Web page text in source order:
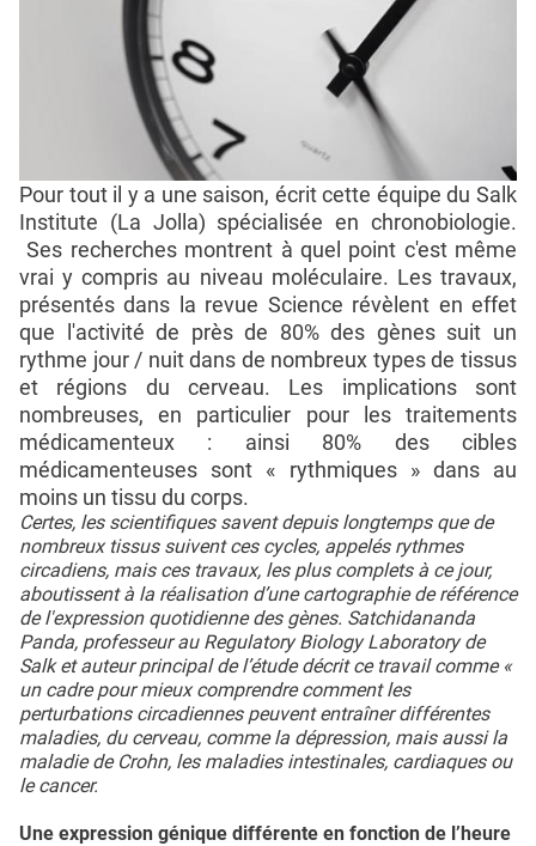
Pour tout il y a une saison, écrit cette équipe du Salk
Institute (La Jolla) spécialisée en chronobiologie.
Ses recherches montrent à quel point c'est même
vrai y compris au niveau moléculaire. Les travaux,
présentés dans la revue Science révèlent en effet
que l'activité de près de 80% des gènes suit un
rythme jour / nuit dans de nombreux types de tissus
et régions du cerveau. Les implications sont
nombreuses, en particulier pour les traitements
médicamenteux : ainsi 80% des cibles
médicamenteuses sont « rythmiques » dans au
moins un tissu du corps.
Certes, les scientifiques savent depuis longtemps que de
nombreux tissus suivent ces cycles, appelés rythmes
circadiens, mais ces travaux, les plus complets à ce jour,
aboutissent à la réalisation d’une cartographie de référence
de l'expression quotidienne des gènes. Satchidananda
Panda, professeur au Regulatory Biology Laboratory de
Salk et auteur principal de l’étude décrit ce travail comme «
un cadre pour mieux comprendre comment les
perturbations circadiennes peuvent entraîner différentes
maladies, du cerveau, comme la dépression, mais aussi la
maladie de Crohn, les maladies intestinales, cardiaques ou
le cancer.
Une expression génique différente en fonction de l’heure